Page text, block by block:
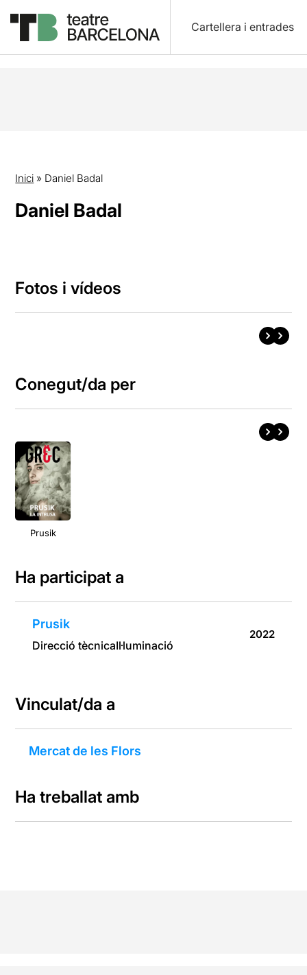
Cartellera i entrades
Inici » Daniel Badal
Daniel Badal
Fotos i vídeos
Conegut/da per
Prusik
Ha participat a
Prusik
Direcció tècnicaIl·luminació
2022
Vinculat/da a
Mercat de les Flors
Ha treballat amb